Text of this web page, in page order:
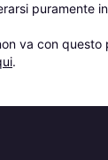
puramente
va con questo
.